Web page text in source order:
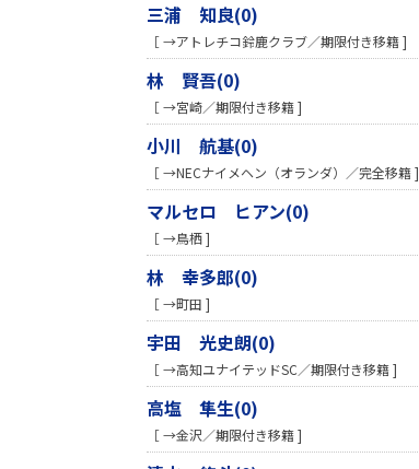
三浦 知良(0)
［ →アトレチコ鈴鹿クラブ／期限付き移籍 ]
林 賢吾(0)
［ →宮崎／期限付き移籍 ]
小川 航基(0)
［ →NECナイメヘン（オランダ）／完全移籍 ]
マルセロ ヒアン(0)
［ →鳥栖 ]
林 幸多郎(0)
［ →町田 ]
宇田 光史朗(0)
［ →高知ユナイテッドSC／期限付き移籍 ]
高塩 隼生(0)
［ →金沢／期限付き移籍 ]